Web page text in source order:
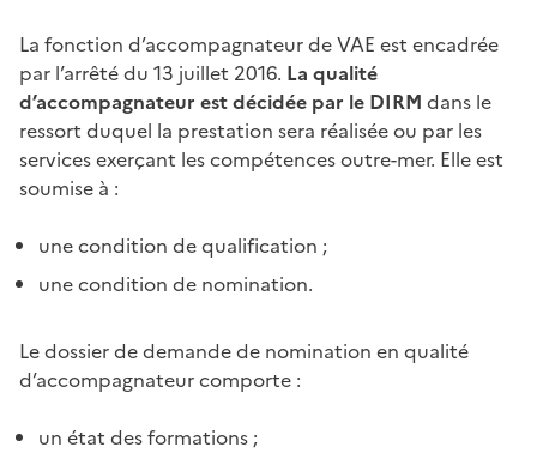
La fonction d’accompagnateur de VAE est encadrée
par l’arrêté du 13 juillet 2016. La qualité
d’accompagnateur est décidée par le DIRM dans le
ressort duquel la prestation sera réalisée ou par les
services exerçant les compétences outre-mer. Elle est
soumise à :
une condition de qualification ;
une condition de nomination.
Le dossier de demande de nomination en qualité
d’accompagnateur comporte :
un état des formations ;